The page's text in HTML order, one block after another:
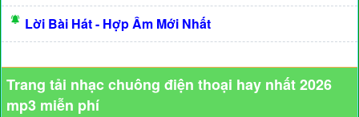
Lời Bài Hát - Hợp Âm Mới Nhất
Trang tải nhạc chuông điện thoại hay nhất 2026
mp3 miễn phí